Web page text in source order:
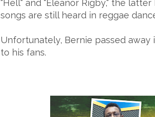
"Hell" and "Eleanor Rigby," the
songs are still heard in reggae
Unfortunately, Bernie passed away
to his fans.